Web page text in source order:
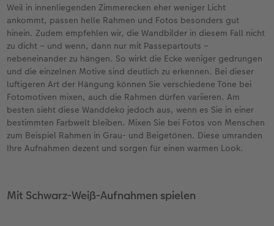
Kundenbeispiele
Webinare & VHS
Erste Schritte
Foto-Kochbuch
Neuheiten
Mehrteiler
Bestellwege
Ideen zur Wandgestaltung
CEWE myPhotos
Neuheiten
Bestellwege
Last Minute Fotos
CEWE myPhotos
Neuheiten
Art Prints
Faber-Castell
Foto-Geschenkbox
Neuheiten
CEWE myPhotos
Bestellwege
Papierqualitäten
Weitere Anlässe
CEWE myPhotos
Neuheiten
Mit Design
Bestellwege
Inspiration
CEWE myPhotos
Neuheiten
Neuheiten
für Tierfreunde
Einfach & schnell gestaltet
Besondere Geschenkideen
CEWE myPhotos
Neuheiten
Weil in innenliegenden Zimmerecken eher weniger Licht
ankommt, passen helle Rahmen und Fotos besonders gut
hinein. Zudem empfehlen wir, die Wandbilder in diesem Fall nicht
zu dicht – und wenn, dann nur mit Passepartouts –
nebeneinander zu hängen. So wirkt die Ecke weniger gedrungen
und die einzelnen Motive sind deutlich zu erkennen. Bei dieser
luftigeren Art der Hängung können Sie verschiedene Töne bei
Fotomotiven mixen, auch die Rahmen dürfen variieren. Am
besten sieht diese Wanddeko jedoch aus, wenn es Sie in einer
bestimmten Farbwelt bleiben. Mixen Sie bei Fotos von Menschen
zum Beispiel Rahmen in Grau- und Beigetönen. Diese umranden
Ihre Aufnahmen dezent und sorgen für einen warmen Look.
Mit Schwarz-Weiß-Aufnahmen spielen